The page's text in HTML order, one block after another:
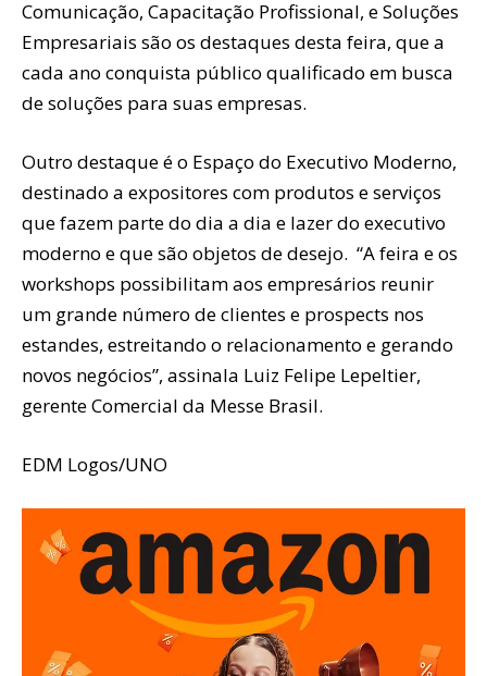
Comunicação, Capacitação Profissional, e Soluções
Empresariais são os destaques desta feira, que a
cada ano conquista público qualificado em busca
de soluções para suas empresas.
Outro destaque é o Espaço do Executivo Moderno,
destinado a expositores com produtos e serviços
que fazem parte do dia a dia e lazer do executivo
moderno e que são objetos de desejo. “A feira e os
workshops possibilitam aos empresários reunir
um grande número de clientes e prospects nos
estandes, estreitando o relacionamento e gerando
novos negócios”, assinala Luiz Felipe Lepeltier,
gerente Comercial da Messe Brasil.
EDM Logos/UNO